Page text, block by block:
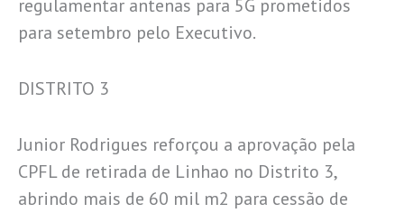
regulamentar antenas para 5G prometidos
para setembro pelo Executivo.
DISTRITO 3
Junior Rodrigues reforçou a aprovação pela
CPFL de retirada de Linhao no Distrito 3,
abrindo mais de 60 mil m2 para cessão de